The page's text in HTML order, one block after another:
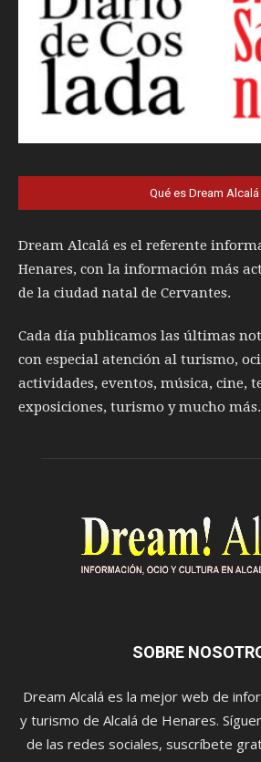
Qué es Dream Alcalá
Dream Alcalá es el referente
Henares, con la información más
de la ciudad natal de Cervantes.
Cada día publicamos las últimas
con especial atención al turismo,
actividades, eventos, música, cine,
exposiciones, turismo y mucho más.
SOBRE
Dream Alcalá es la mejor web de
y turismo de Alcalá de Henares.
de las redes sociales, suscríbete